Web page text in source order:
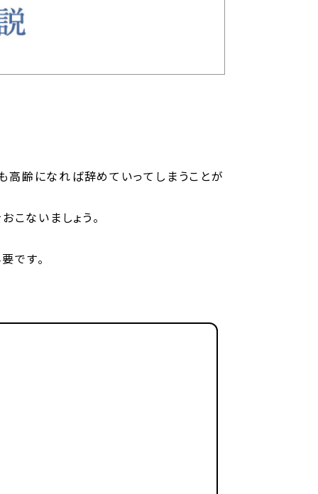
高齢になれば辞めていってしまうことが
こないましょう。
です。